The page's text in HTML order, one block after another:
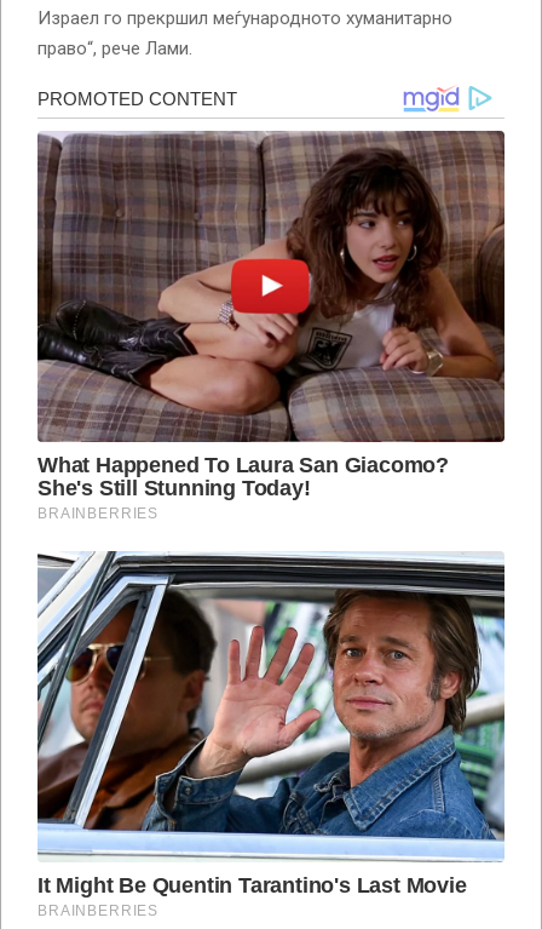
Израел го прекршил меѓународното хуманитарно
право“, рече Лами.